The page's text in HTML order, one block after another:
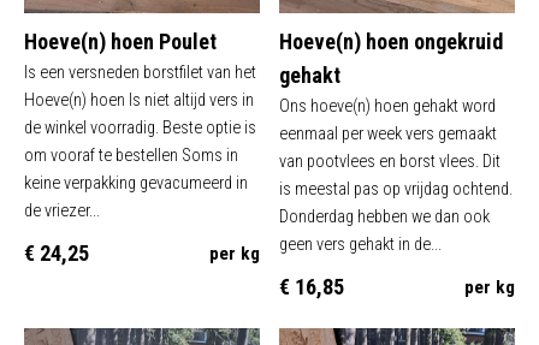
Hoeve(n) hoen Poulet
Is een versneden borstfilet van het
Hoeve(n) hoen Is niet altijd vers in
de winkel voorradig. Beste optie is
om vooraf te bestellen Soms in
keine verpakking gevacumeerd in
de vriezer...
€ 24,25 per kg
Hoeve(n) hoen ongekruid
gehakt
Ons hoeve(n) hoen gehakt word
eenmaal per week vers gemaakt
van pootvlees en borst vlees. Dit
is meestal pas op vrijdag ochtend.
Donderdag hebben we dan ook
geen vers gehakt in de...
€ 16,85 per kg